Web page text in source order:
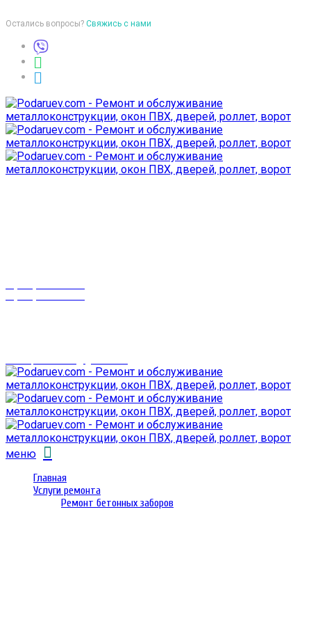
Остались вопросы? Свяжись с нами
меню
Главная
Услуги ремонта
Ремонт бетонных заборов